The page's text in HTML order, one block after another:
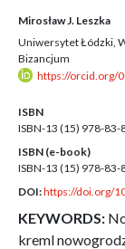
Mirosław J. Leszka
Uniwersytet Łódzki,
Bizancjum
https://orcid.org/
ISBN
ISBN-13 (15) 978-83-
ISBN (e-book)
ISBN-13 (15) 978-83-
DOI:https://doi.org/
KEYWORDS:
kreml